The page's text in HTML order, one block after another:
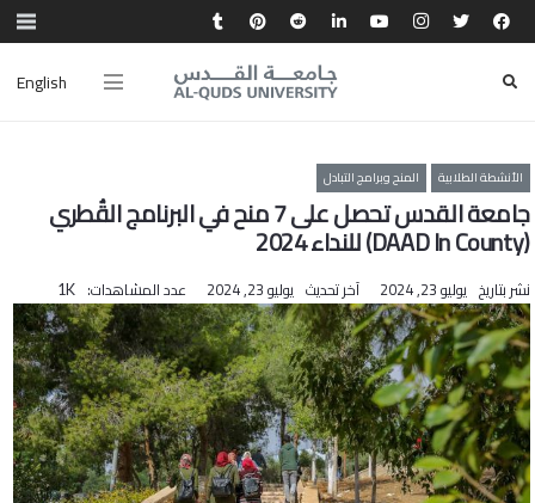
English
الأنشطة الطلابية المنح وبرامج التبادل
جامعة القدس تحصل على 7 منح في البرنامج القُطري
(DAAD In County) للنداء 2024
نشر بتاريخ يوليو 23, 2024 آخر تحديث يوليو 23, 2024 عدد المشاهدات: 1K